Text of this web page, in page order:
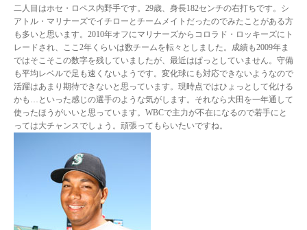
二人目はホセ・ロペス内野手です。29歳、身長182センチの右打ちです。シ
アトル・マリナーズでイチローとチームメイトだったのでみたことがある方
も多いと思います。2010年オフにマリナーズからコロラド・ロッキーズにト
レードされ、ここ2年くらいは数チームを転々としました。成績も2009年ま
ではそこそこの数字を残していましたが、最近はぱっとしていません。守備
も平均レベルで足も速くないようです。変化球にも対応できないようなので
活躍はあまり期待できないと思っています。現時点ではひょっとして化ける
かも…といった感じの選手のような気がします。それなら大田を一年通して
使ったほうがいいと思っています。WBCで主力が不在になるので若手にと
っては大チャンスでしょう。頑張ってもらいたいですね。